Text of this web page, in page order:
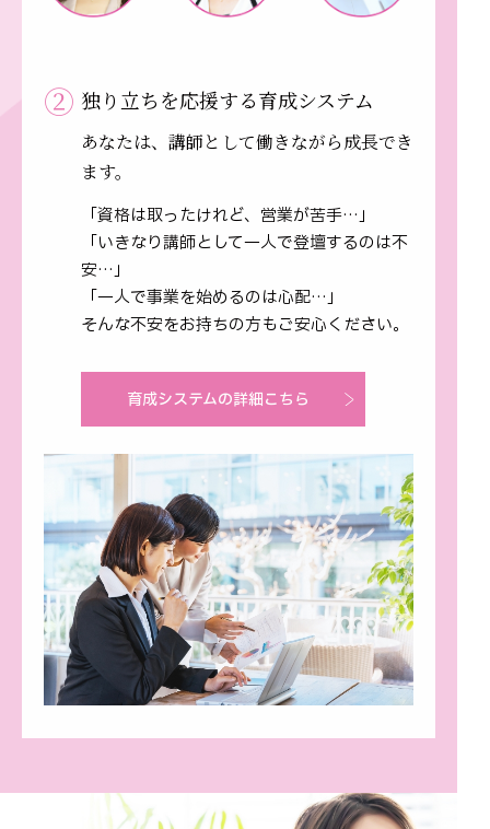
② 独り立ちを応援する育成システム
あなたは、講師として働きながら成長でき
ます。
「資格は取ったけれど、営業が苦手…」
「いきなり講師として一人で登壇するのは不
安…」
「一人で事業を始めるのは心配…」
そんな不安をお持ちの方もご安心ください。
育成システムの詳細こちら